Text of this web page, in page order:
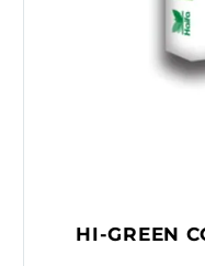
HI-GREEN